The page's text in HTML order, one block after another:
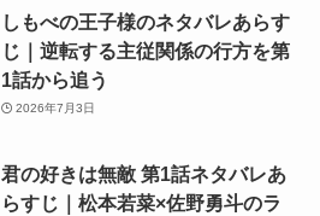
しもべの王子様のネタバレあらす
じ｜逆転する主従関係の行方を第
1話から追う
2026年7月3日
君の好きは無敵 第1話ネタバレあ
らすじ｜松本若菜×佐野勇斗のラ